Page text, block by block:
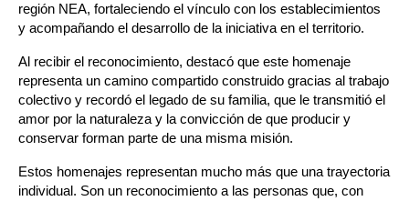
región NEA, fortaleciendo el vínculo con los establecimientos
y acompañando el desarrollo de la iniciativa en el territorio.
Al recibir el reconocimiento, destacó que este homenaje
representa un camino compartido construido gracias al trabajo
colectivo y recordó el legado de su familia, que le transmitió el
amor por la naturaleza y la convicción de que producir y
conservar forman parte de una misma misión.
Estos homenajes representan mucho más que una trayectoria
individual. Son un reconocimiento a las personas que, con